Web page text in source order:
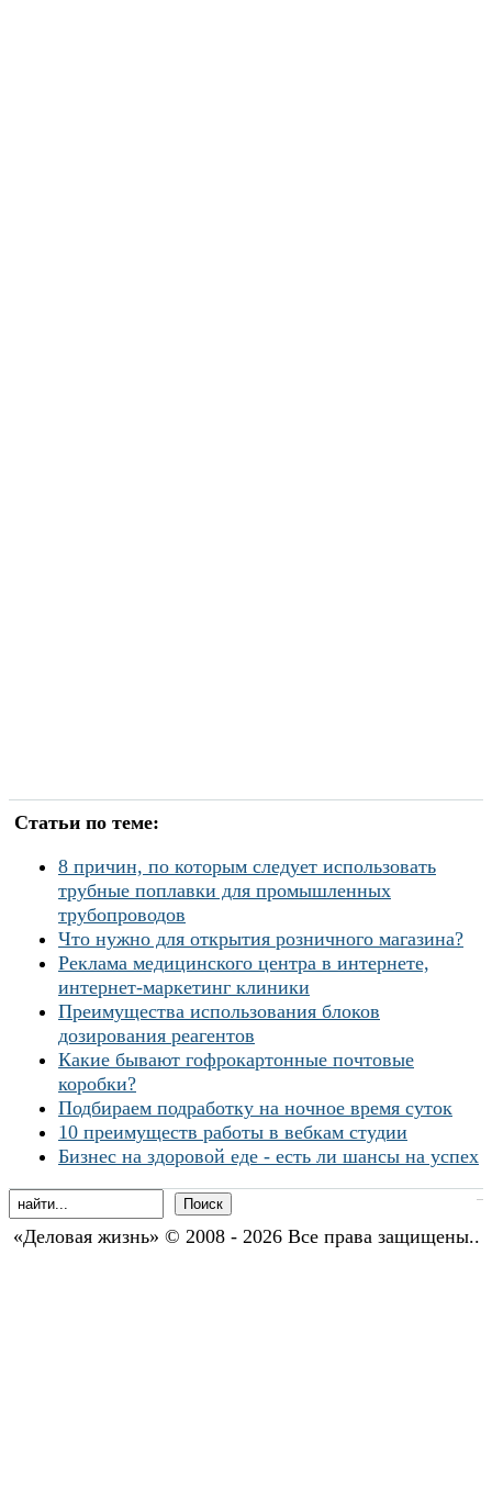
Статьи по теме:
8 причин, по которым следует использовать
трубные поплавки для промышленных
трубопроводов
Что нужно для открытия розничного магазина?
Реклама медицинского центра в интернете,
интернет-маркетинг клиники
Преимущества использования блоков
дозирования реагентов
Какие бывают гофрокартонные почтовые
коробки?
Подбираем подработку на ночное время суток
10 преимуществ работы в вебкам студии
Бизнес на здоровой еде - есть ли шансы на успех
«Деловая жизнь» © 2008 - 2026 Все права защищены..